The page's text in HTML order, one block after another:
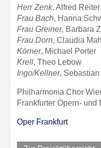
Herr Zenk, Alfred Reiter
Frau Bach, Hanna
Frau Greiner, Barbara
Frau Dorn, Claudia
Körner, Michael Porter
Krell, Theo Lebow
Ingo/Kellner,
Philharmonia Chor
Frankfurter Opern- und
Oper Frankfurt